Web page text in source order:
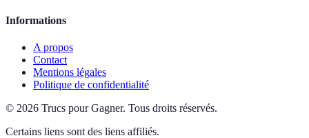
Informations
A propos
Contact
Mentions légales
Politique de confidentialité
© 2026 Trucs pour Gagner. Tous droits réservés.
Certains liens sont des liens affiliés.